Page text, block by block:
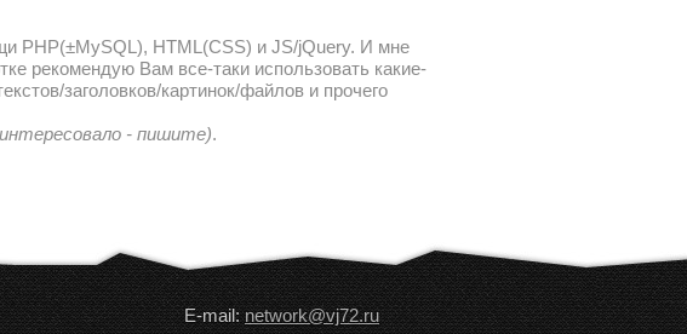
PHP(±MySQL), HTML(CSS) и JS/jQuery. И мне
рекомендую Вам все-таки использовать какие-
заголовков/картинок/файлов и прочего
- пишите).
E-mail:network@vj72.ru